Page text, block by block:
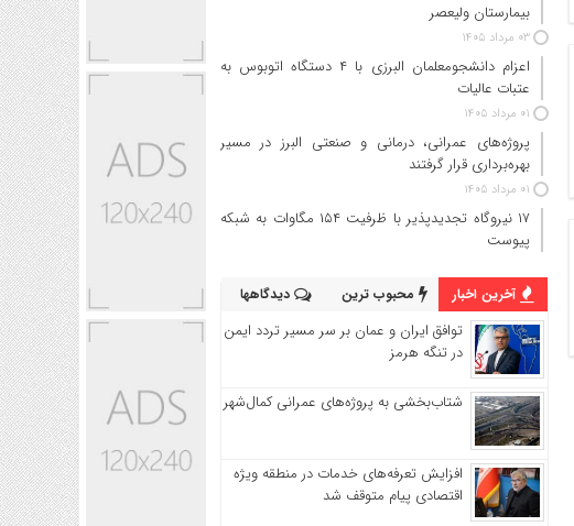
بیمارستان ولیعصر
۰۳ مرداد ۱۴۰۵
اعزام دانشجو‌معلمان البرزی با ۴ دستگاه اتوبوس به
عتبات عالیات
۰۱ مرداد ۱۴۰۵
پروژه‌های عمرانی، درمانی و صنعتی البرز در مسیر
بهره‌برداری قرار گرفتند
۰۱ مرداد ۱۴۰۵
۱۷ نیروگاه تجدیدپذیر با ظرفیت ۱۵۴ مگاوات به شبکه
پیوست
آخرین اخبار محبوب ترین دیدگاهها
توافق ایران و عمان بر سر مسیر تردد ایمن
در تنگه هرمز
شتاب‌بخشی به پروژه‌های عمرانی کمال‌شهر
افزایش تعرفه‌های خدمات در منطقه ویژه
اقتصادی پیام متوقف شد